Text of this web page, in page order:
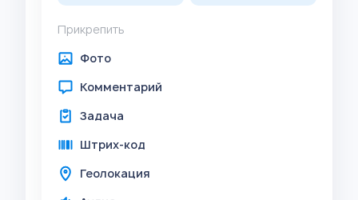
Прикрепить
Фото
Комментарий
Задача
Штрих-код
Геолокация